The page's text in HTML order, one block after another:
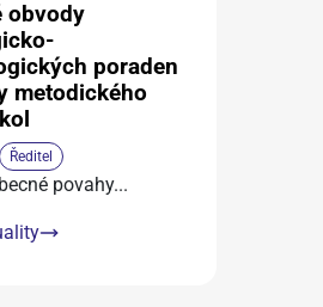
obvody
poraden
metodického
Ředitel
povahy...